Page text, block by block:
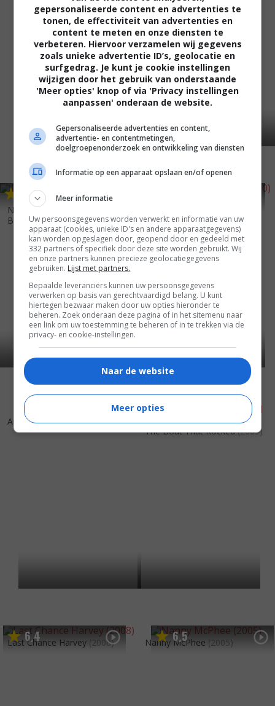
,9
Nanny McPhee and the Big
Bang
(2010)
An Education (2009) 6
The Boat That Rocked (2009)
6,4
Last Chance Harvey (2008) 6,5
Nanny McPhee (2005)
gepersonaliseerde content en advertenties te
tonen, de effectiviteit van advertenties en
content te meten en onze diensten te
verbeteren. Hiervoor verzamelen wij gegevens
zoals unieke advertentie ID’s, geolocatie en
surfgedrag. Je kunt je cookie instellingen
wijzigen door het gebruik van onderstaande
'Meer opties' knop of via 'Privacy instellingen
aanpassen' onderaan de website.
Gepersonaliseerde advertenties en content,
advertentie- en contentmetingen,
doelgroepenonderzoek en ontwikkeling van diensten
Informatie op een apparaat opslaan en/of openen
Meer informatie
Uw persoonsgegevens worden verwerkt en informatie van uw
apparaat (cookies, unieke ID's en andere apparaatgegevens)
kan worden opgeslagen door, geopend door en gedeeld met
332 partners of specifiek door deze site worden gebruikt. Wij
en onze partners kunnen precieze geolocatiegegevens
gebruiken. Lijst met partners.
Bepaalde leveranciers kunnen uw persoonsgegevens
verwerken op basis van gerechtvaardigd belang. U kunt
hiertegen bezwaar maken door uw opties hieronder te
beheren. Zoek onderaan deze pagina of in het sitemenu naar
een link om uw toestemming te beheren of in te trekken via de
privacy- en cookie-instellingen.
Naar de website
Meer opties